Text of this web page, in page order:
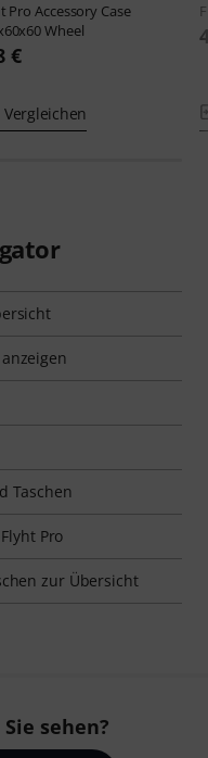
ProAccessory Case
Wheel
€
Vergleichen
Taschen
Pro
zur Übersicht
sehen?